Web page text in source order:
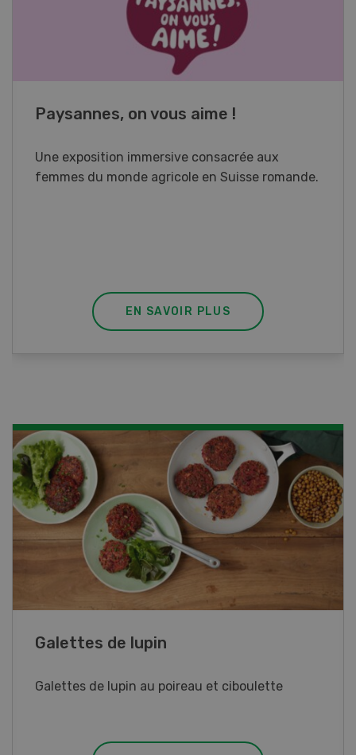
Cours spécialisé Aquaculture
Vous élevez des poissons ou songez à le faire?
Ce cours vous équipe du savoir nécessaire. Si
EN SAVOIR PLUS
Rouleaux de printemps
Rouleaux de printemps aux poulet